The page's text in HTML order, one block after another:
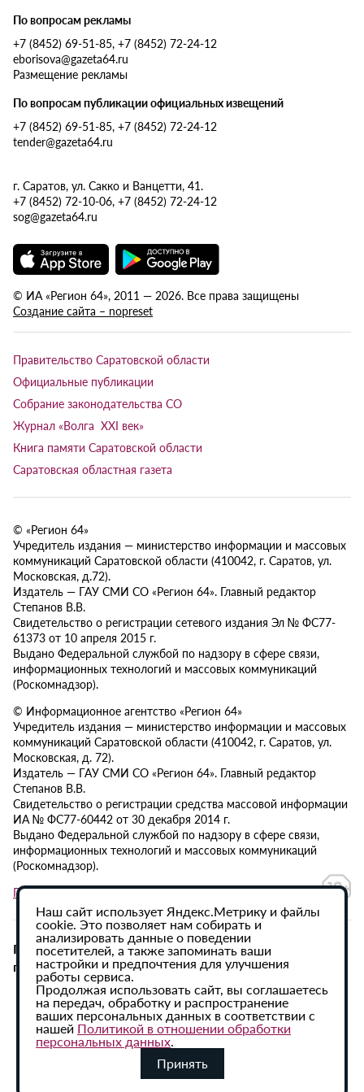
По вопросам рекламы
+7 (8452) 69-51-85, +7 (8452) 72-24-12
eborisova@gazeta64.ru
Размещение рекламы
По вопросам публикации официальных извещений
+7 (8452) 69-51-85, +7 (8452) 72-24-12
tender@gazeta64.ru
г. Саратов, ул. Сакко и Ванцетти, 41.
+7 (8452) 72-10-06, +7 (8452) 72-24-12
sog@gazeta64.ru
© ИА «Регион 64», 2011 — 2026. Все права защищены
Создание сайта – nopreset
Правительство Саратовской области
Официальные публикации
Собрание законодательства СО
Журнал «Волга XXI век»
Книга памяти Саратовской области
Саратовская областная газета
© «Регион 64»
Учредитель издания — министерство информации и массовых
коммуникаций Саратовской области (410042, г. Саратов, ул.
Московская, д.72).
Издатель — ГАУ СМИ СО «Регион 64». Главный редактор
Степанов В.В.
Свидетельство о регистрации сетевого издания Эл № ФС77-
61373 от 10 апреля 2015 г.
Выдано Федеральной службой по надзору в сфере связи,
информационных технологий и массовых коммуникаций
(Роскомнадзор).
© Информационное агентство «Регион 64»
Учредитель издания — министерство информации и массовых
коммуникаций Саратовской области (410042, г. Саратов, ул.
Московская, д. 72).
Издатель — ГАУ СМИ СО «Регион 64». Главный редактор
Степанов В.В.
Свидетельство о регистрации средства массовой информации
ИА № ФС77-60442 от 30 декабря 2014 г.
Выдано Федеральной службой по надзору в сфере связи,
информационных технологий и массовых коммуникаций
(Роскомнадзор).
Политика в отношении обработки персональных данных
При использовании материалов сайта активная
гиперссылка на ИА «Регион 64» обязательна.
Наш сайт использует Яндекс.Метрику и файлы
cookie. Это позволяет нам собирать и
анализировать данные о поведении
посетителей, а также запоминать ваши
настройки и предпочтения для улучшения
работы сервиса.
Продолжая использовать сайт, вы соглашаетесь
на передач, обработку и распространение
ваших персональных данных в соответствии с
нашей Политикой в отношении обработки
персональных данных.
Принять